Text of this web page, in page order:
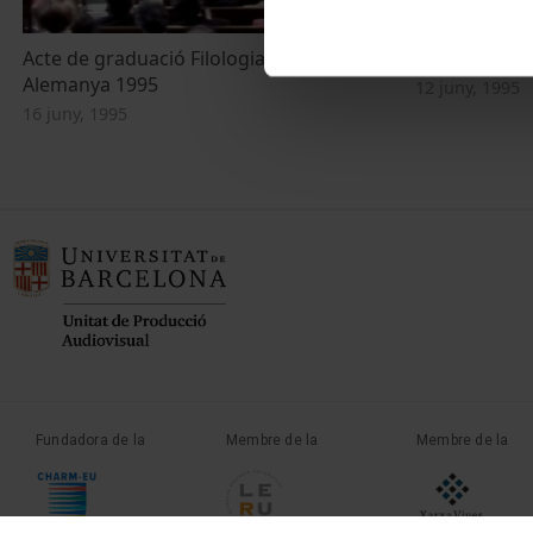
Acte de graduació Filologia Anglesa i
Alemanya 1995
16 juny, 1995
Fundadora de la Membre de la Membre de la